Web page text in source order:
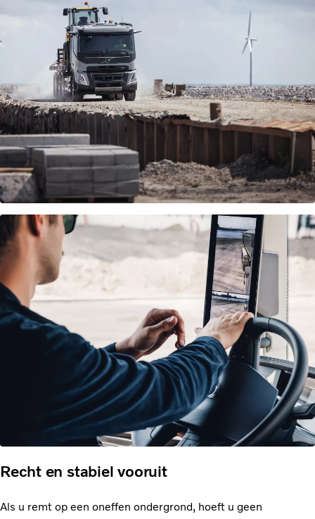
Recht en stabiel vooruit
Als u remt op een oneffen ondergrond, hoeft u geen